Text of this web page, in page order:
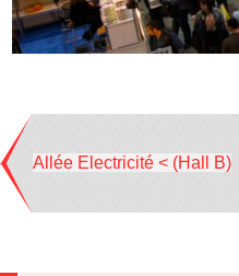
Allée Electricité < (Hall B)